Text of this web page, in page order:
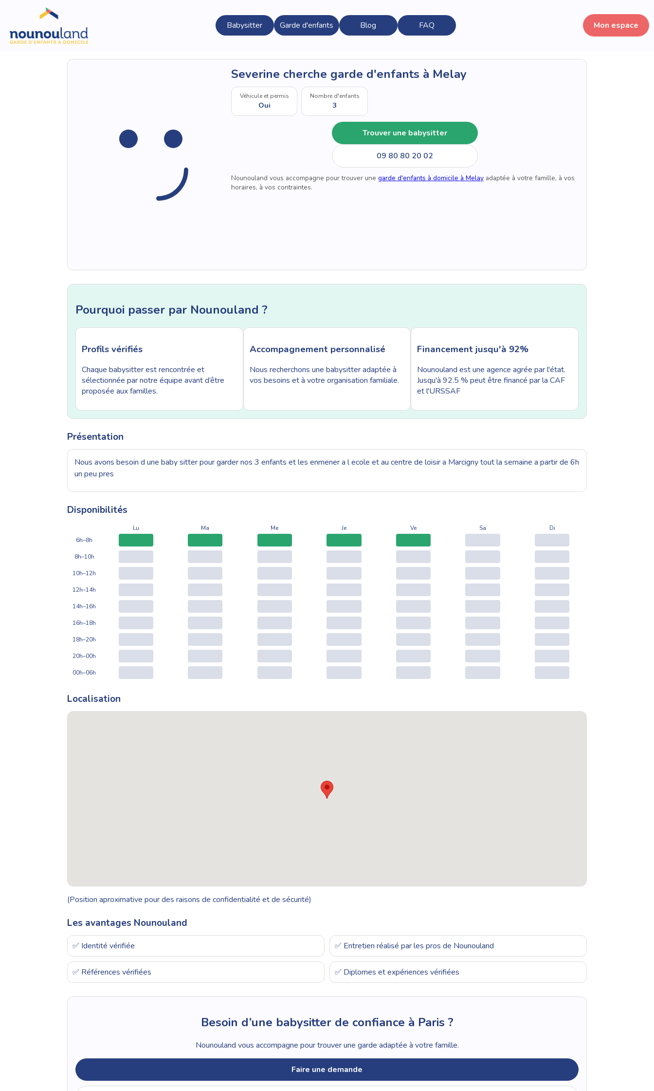
Babysitter Garde d'enfants Blog FAQ Mon espace
Severine cherche garde d'enfants à Melay
Véhicule et permis
Oui
Nombre d'enfants
3
Trouver une babysitter
09 80 80 20 02
Nounouland vous accompagne pour trouver une garde d'enfants à domicile à Melay adaptée à votre famille, à vos
horaires, à vos contraintes.
Pourquoi passer par Nounouland ?
Profils vérifiés
Chaque babysitter est rencontrée et
sélectionnée par notre équipe avant d’être
proposée aux familles.
Accompagnement personnalisé
Nous recherchons une babysitter adaptée à
vos besoins et à votre organisation familiale.
Financement jusqu'à 92%
Nounouland est une agence agrée par l'état.
Jusqu'à 92.5 % peut être financé par la CAF
et l'URSSAF
Présentation
Nous avons besoin d une baby sitter pour garder nos 3 enfants et les enmener a l ecole et au centre de loisir a Marcigny tout la semaine a partir de 6h
un peu pres
Disponibilités
Lu Ma Me Je Ve Sa
Di
6h–8h
8h–10h
10h–12h
12h–14h
14h–16h
16h–18h
18h–20h
20h–00h
00h–06h
Localisation
(Position aproximative pour des raisons de confidentialité et de sécurité)
Les avantages Nounouland
✅ Identité vérifiée ✅ Entretien réalisé par les pros de Nounouland
✅ Références vérifiées ✅ Diplomes et expériences vérifiées
Besoin d’une babysitter de confiance à Paris ?
Nounouland vous accompagne pour trouver une garde adaptée à votre famille.
Faire une demande